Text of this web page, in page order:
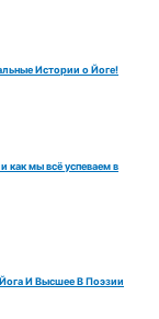
Истории о Йоге!
мы всё успеваем в
И Высшее В Поэзии